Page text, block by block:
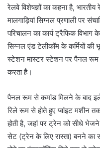
रेलवे विशेषज्ञों का कहना है,
मालगाड़ियां सिग्नल प्रणाली पर
परिचालन का कार्य ट्रैफिक
सिग्नल एंड टेलीकॉम के कर्मियों
स्टेशन मास्टर स्टेशन पर पैनल
करता है।
पैनल रूम से कमांड मिलने के बाद
रिले रूम से होते हुए प्वांइट मशीन
होती है, जहां पर ट्रेन को सीधे
सेट (ट्रेन के लिए रास्ता) बनने